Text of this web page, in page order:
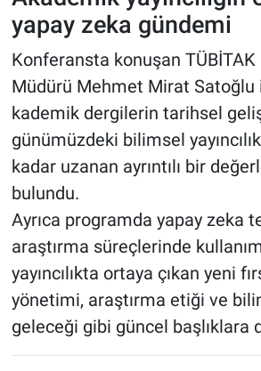
yapay zeka gündemi
Konferansta konuşan TÜBİTAK
Müdürü Mehmet Mirat Satoğlu
kademik dergilerin tarihsel
günümüzdeki bilimsel
kadar uzanan ayrıntılı bir
bulundu.
Ayrıca programda yapay zeka
araştırma süreçlerinde
yayıncılıkta ortaya çıkan yeni
yönetimi, araştırma etiği ve
geleceği gibi güncel başlıklara